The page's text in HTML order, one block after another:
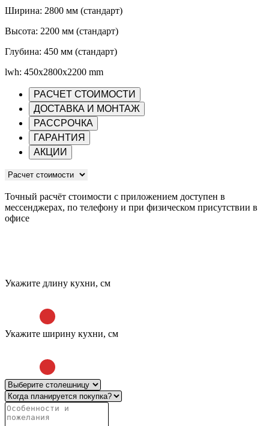
Ширина: 2800 мм (стандарт)
Высота: 2200 мм (стандарт)
Глубина: 450 мм (стандарт)
lwh: 450x2800x2200 mm
РАСЧЕТ СТОИМОСТИ
ДОСТАВКА И МОНТАЖ
РАССРОЧКА
ГАРАНТИЯ
АКЦИИ
Точный расчёт стоимости с приложением доступен в
мессенджерах, по телефону и при физическом присутствии в
офисе
Укажите длину кухни, см
Укажите ширину кухни, см